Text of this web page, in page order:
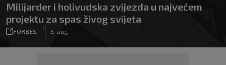
Milijarder i holivudska zvijezda u najvećem
projektu za spas živog svijeta
FORBES
|
5. aug.